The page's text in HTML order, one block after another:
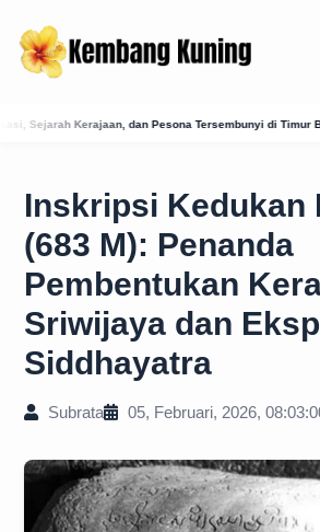
Tersembunyi di Timur Bali Analisis Mendalam
Inskripsi Kedukan
(683 M): Penanda
Pembentukan
Sriwijaya dan
Siddhayatra
Subrata 05, Februari, 2026,